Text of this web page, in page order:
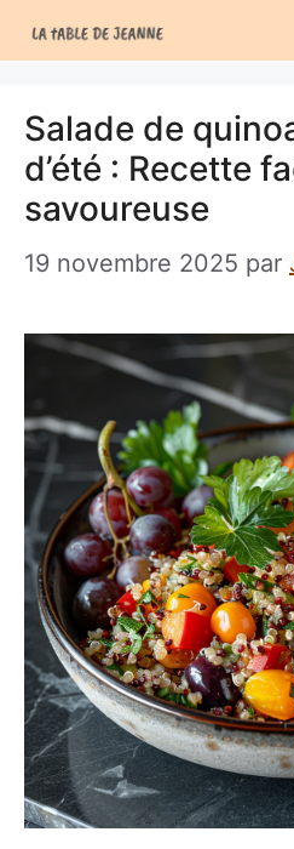
au
Salade de
d’été : Recette
savoureuse
19 novembre 2025 par